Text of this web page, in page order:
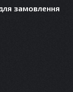
замовлення